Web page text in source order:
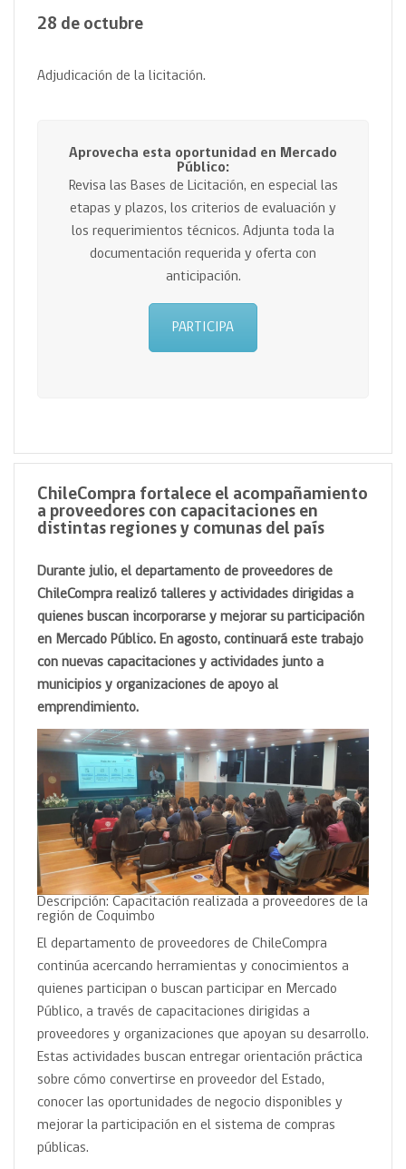
28 de octubre
Adjudicación de la licitación.
Aprovecha esta oportunidad en Mercado
Público:
Revisa las Bases de Licitación, en especial las
etapas y plazos, los criterios de evaluación y
los requerimientos técnicos. Adjunta toda la
documentación requerida y oferta con
anticipación.
PARTICIPA
ChileCompra fortalece el acompañamiento
a proveedores con capacitaciones en
distintas regiones y comunas del país
Durante julio, el departamento de proveedores de
ChileCompra realizó talleres y actividades dirigidas a
quienes buscan incorporarse y mejorar su participación
en Mercado Público. En agosto, continuará este trabajo
con nuevas capacitaciones y actividades junto a
municipios y organizaciones de apoyo al
emprendimiento.
Descripción: Capacitación realizada a proveedores de la
región de Coquimbo
El departamento de proveedores de ChileCompra
continúa acercando herramientas y conocimientos a
quienes participan o buscan participar en Mercado
Público, a través de capacitaciones dirigidas a
proveedores y organizaciones que apoyan su desarrollo.
Estas actividades buscan entregar orientación práctica
sobre cómo convertirse en proveedor del Estado,
conocer las oportunidades de negocio disponibles y
mejorar la participación en el sistema de compras
públicas.